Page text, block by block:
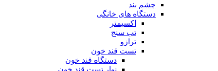
چشم بند
دستگاه های خانگی
اکسیمتر
تب سنج
ترازو
تست قند خون
دستگاه قند خون
نوار تست قند خون